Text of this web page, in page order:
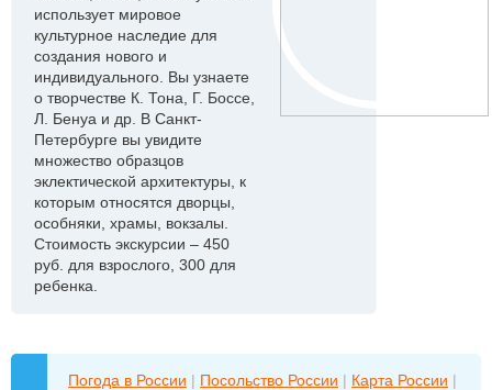
использует мировое
культурное наследие для
создания нового и
индивидуального. Вы узнаете
о творчестве К. Тона, Г. Боссе,
Л. Бенуа и др. В Санкт-
Петербурге вы увидите
множество образцов
эклектической архитектуры, к
которым относятся дворцы,
особняки, храмы, вокзалы.
Стоимость экскурсии – 450
руб. для взрослого, 300 для
ребенка.
Погода в России | Посольство России | Карта России |